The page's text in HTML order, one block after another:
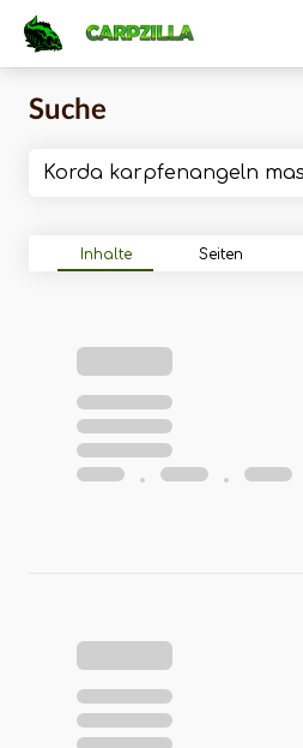
Carpzilla
Suche
Inhalte Seiten
• •